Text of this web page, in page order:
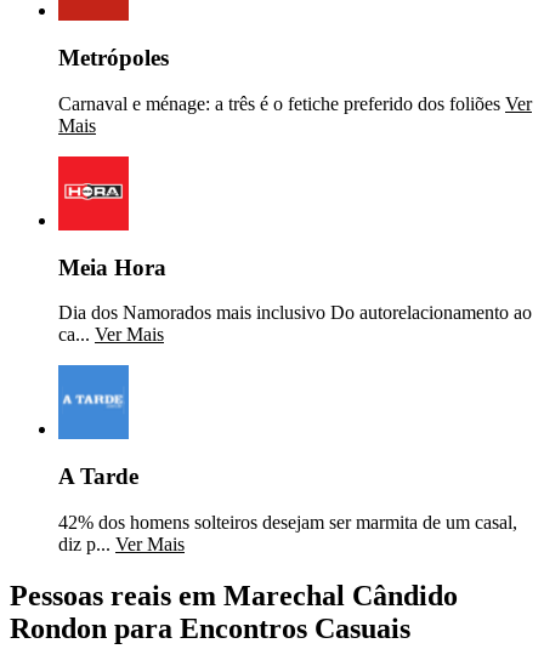
Metrópoles
Carnaval e ménage: a três é o fetiche preferido dos foliões Ver
Mais
Meia Hora
Dia dos Namorados mais inclusivo Do autorelacionamento ao
ca... Ver Mais
A Tarde
42% dos homens solteiros desejam ser marmita de um casal,
diz p... Ver Mais
Pessoas reais em Marechal Cândido
Rondon para Encontros Casuais